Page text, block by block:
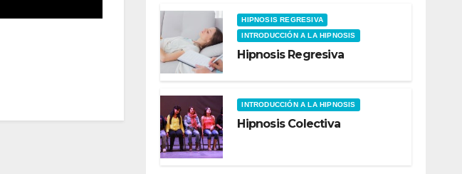
HIPNOSIS REGRESIVA
INTRODUCCIÓN A LA HIPNOSIS
Hipnosis Regresiva
INTRODUCCIÓN A LA HIPNOSIS
Hipnosis Colectiva